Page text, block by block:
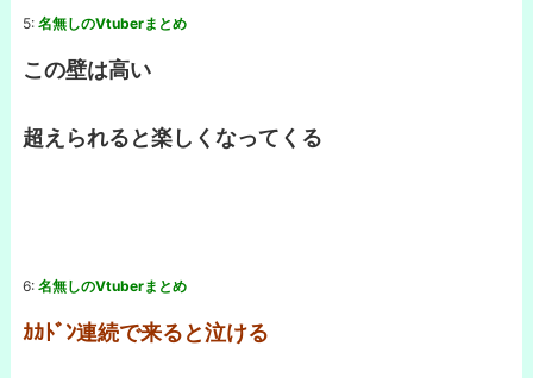
5: 名無しのVtuberまとめ
この壁は高い
超えられると楽しくなってくる
6: 名無しのVtuberまとめ
ｶｶﾄﾞﾝ連続で来ると泣ける